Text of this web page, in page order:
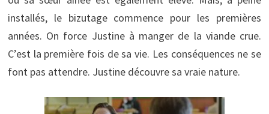
installés, le bizutage commence pour les premières
années. On force Justine à manger de la viande crue.
C’est la première fois de sa vie. Les conséquences ne se
font pas attendre. Justine découvre sa vraie nature.